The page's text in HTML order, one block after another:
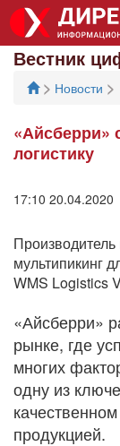
Вестник
> Новости >
«Айсберри»
логистику
17:10
мультипикинг
WMS Logistics
«Айсберри»
рынке, где
многих
одну из
продукцией.